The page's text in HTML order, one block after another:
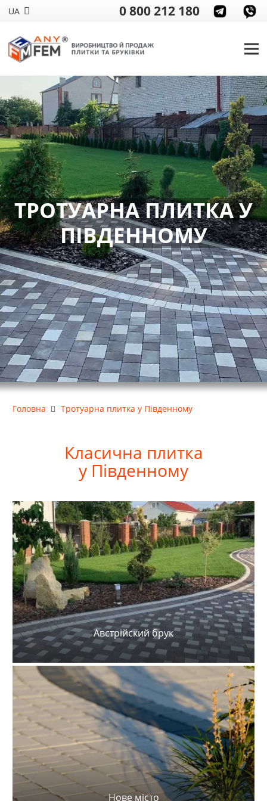
UA 0 800 212 180
ТРОТУАРНА ПЛИТКА У
ПІВДЕННОМУ
Головна Тротуарна плитка у Південному
Класична плитка
у Південному
Австрійский брук
Нове місто